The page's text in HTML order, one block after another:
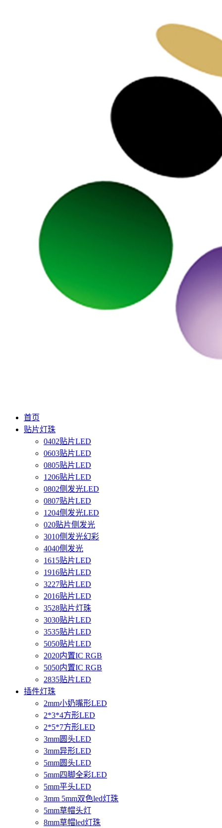
首页
贴片灯珠
0402贴片LED
0603贴片LED
0805贴片LED
1206贴片LED
0802侧发光LED
0807贴片LED
1204侧发光LED
020贴片侧发光
3010侧发光幻彩
4040侧发光
1615贴片LED
1916贴片LED
3227贴片LED
2016贴片LED
3528贴片灯珠
3030贴片LED
3535贴片LED
5050贴片LED
2020内置IC RGB
5050内置IC RGB
2835贴片LED
插件灯珠
2mm小奶嘴形LED
2*3*4方形LED
2*5*7方形LED
3mm圆头LED
3mm异形LED
5mm圆头LED
5mm四脚全彩LED
5mm平头LED
3mm 5mm双色led灯珠
5mm草帽头灯
8mm草帽led灯珠